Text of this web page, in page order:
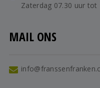
Zaterdag 07.30 uur tot
MAIL ONS